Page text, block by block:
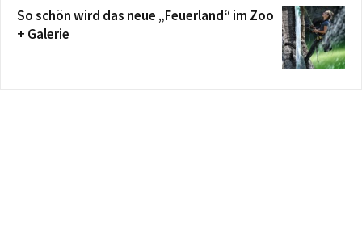
So schön wird das neue „Feuerland“ im Zoo
+ Galerie